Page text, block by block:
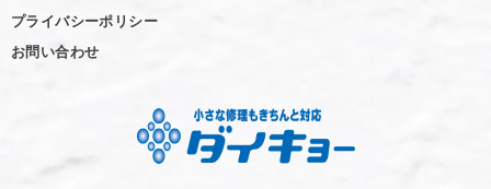
プライバシーポリシー
お問い合わせ